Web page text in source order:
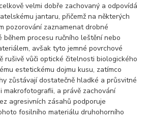
velmi dobře zachovaný a odpovídá
jantaru, přičemž na některých
pozorování zaznamenat drobné
během procesu ručního leštění nebo
avšak tyto jemné povrchové
rušivě vůči optické čitelnosti biologického
estetickému dojmu kusu, zatímco
zůstávají dostatečně hladké a průsvitné
makrofotografii, a právě zachování
agresivních zásahů podporuje
fosilního materiálu druhohorního